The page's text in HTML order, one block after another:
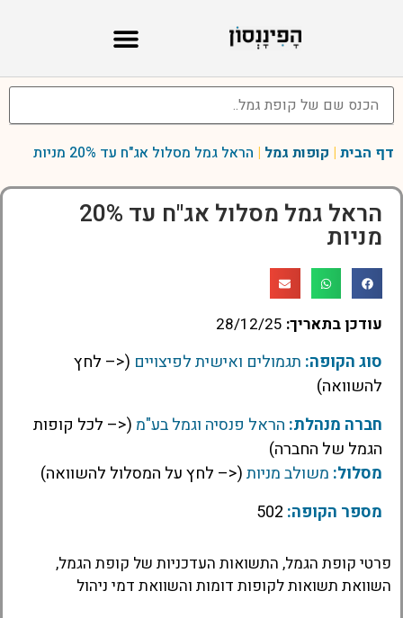
דף הבית | קופות גמל | הראל גמל מסלול אג"ח עד 20% מניות
הראל גמל מסלול אג"ח עד 20%
מניות
עודכן בתאריך: 28/12/25
סוג הקופה: תגמולים ואישית לפיצויים (<– לחץ
להשוואה)
חברה מנהלת: הראל פנסיה וגמל בע"מ (<– לכל קופות
הגמל של החברה)
מסלול: משולב מניות(<– לחץ על המסלול להשוואה)
מספר הקופה:
פרטי קופת הגמל, התשואות העדכניות של קופת הגמל,
השוואת תשואות לקופות דומות והשוואת דמי ניהול